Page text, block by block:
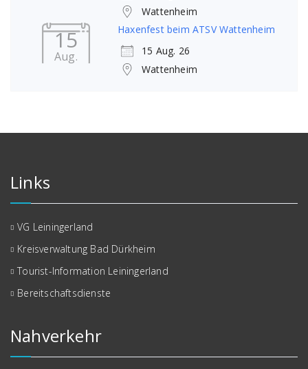
Wattenheim
15
Aug.
Haxenfest beim ATSV Wattenheim
15 Aug. 26
Wattenheim
Links
VG Leiningerland
Kreisverwaltung Bad Dürkheim
Tourist-Information Leiningerland
Bereitschaftsdienste
Nahverkehr